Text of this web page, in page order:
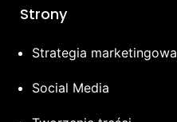
Strony
Strategia marketingowa
Social Media